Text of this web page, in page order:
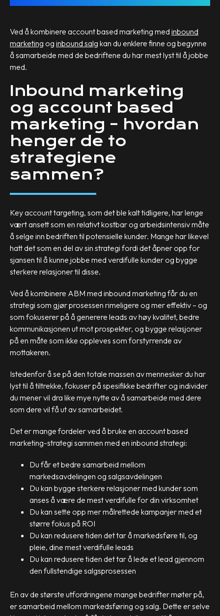
Ved å kombinere account based marketing med inbound
marketing og inbound salg kan du enklere finne og begynne
å samarbeide med de bedriftene du har mest lyst til å jobbe
med.
Inbound marketing
og account based
marketing – hvordan
henger de to
strategiene
sammen?
Key account targeting, som det ble kalt tidligere, har lenge
vært ansett som en relativt kostbar og arbeidsintensiv måte
å selge inn bedriften til potensielle kunder. Mange har likevel
hatt det som en del av sin strategi fordi det åpner opp for
sjansen til å kunne jobbe med verdifulle kunder og bygge
sterkere relasjoner til disse.
Ved å kombinere ABM med inbound marketing får du en
strategi som gjør prosessen rimeligere og mer effektiv – og
som fokuserer på å generere leads av høy kvalitet, bedre
kommunikasjonen ut mot prospekter, og bygge relasjoner
på en måte som ikke oppleves som forstyrrende av
mottakeren.
Istedenfor å se på den totale massen av mennesker du har
lyst til å tiltrekke, fokuser på spesifikke bedrifter og individer
du mener vil dra like mye nytte av å samarbeide med dere
som dere vil få ut av samarbeidet.
Det er mange fordeler ved å bruke en account based
marketing-strategi sammen med en inbound strategi:
Du får et bedre samarbeid mellom
markedsavdelingen og salgsavdelingen
Du kan bygge sterkere relasjoner med kunder som
anses å være de mest verdifulle for din virksomhet
Du kan sette opp mer målrettede kampanjer med et
større fokus på ROI
Du kan redusere tiden det tar å markedsføre til, og
pleie, dine mest verdifulle leads
Du kan redusere tiden det tar å lede et lead gjennom
den fullstendige salgsprosessen
En av de største utfordringene mange bedrifter møter på,
er samarbeid mellom markedsføring og salg. Dette er selve